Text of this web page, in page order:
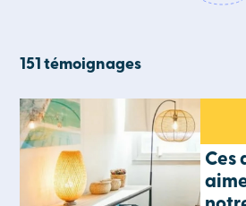
151 témoignages
Ces